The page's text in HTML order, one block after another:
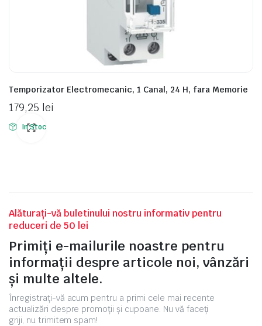
Temporizator Electromecanic, 1 Canal, 24 H, fara Memorie
179,25 lei
In Stoc
Alăturați-vă buletinului nostru informativ pentru
reduceri de 50 lei
Primiți e-mailurile noastre pentru
informații despre articole noi, vânzări
și multe altele.
Înregistrați-vă acum pentru a primi cele mai recente
actualizări despre promoții și cupoane. Nu vă faceți
griji, nu trimitem spam!